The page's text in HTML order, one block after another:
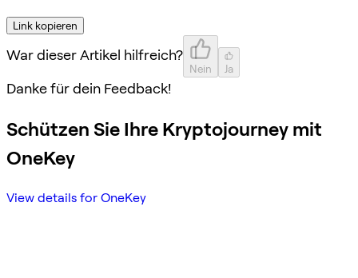
Link kopieren
War dieser Artikel hilfreich?
Nein Ja
Danke für dein Feedback!
Schützen Sie Ihre Kryptojourney mit
OneKey
View details for OneKey